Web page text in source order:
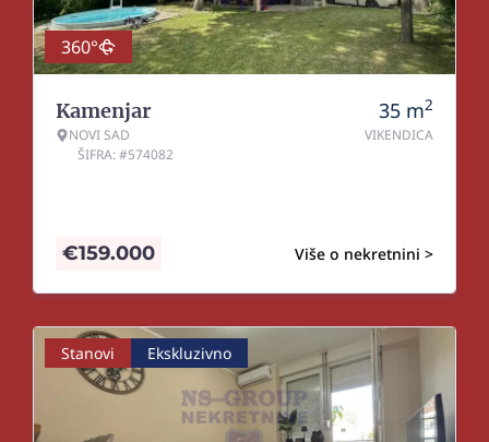
360°
Kamenjar
NOVI SAD
ŠIFRA: #574082
35 m2
VIKENDICA
Više o nekretnini >
€159.000
Stanovi Ekskluzivno